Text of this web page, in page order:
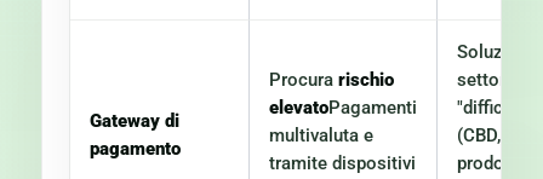
Gateway di
pagamento
Procura rischio
elevatoPagamenti
multivaluta e
tramite dispositivi
Soluzioni
settori
"difficili"
(CBD,
prodotti